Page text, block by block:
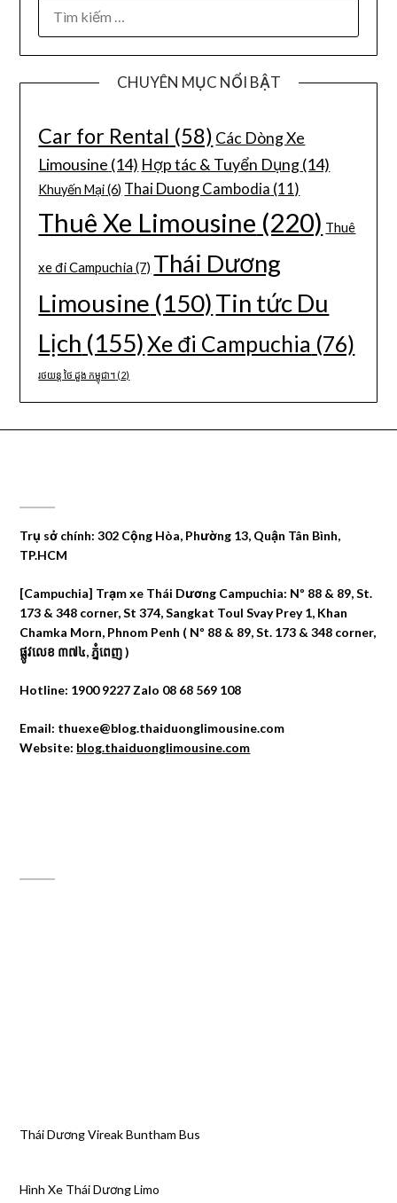
CHUYÊN MỤC NỔI BẬT
Car for Rental (58) Các Dòng Xe
Limousine (14) Hợp tác & Tuyển Dụng(14)
Khuyến Mại(6) Thai Duong Cambodia (11)
Thuê Xe Limousine (220) Thuê
xe đi Campuchia(7) Thái Dương
Limousine (150)Tin tức Du
Lịch (155)Xe đi Campuchia (76)
រថយន្ត ថៃ ដួង កម្ពុជា។ (2)
Trụ sở chính: 302 Cộng Hòa, Phường 13, Quận Tân Bình,
TP.HCM
[Campuchia] Trạm xe Thái Dương Campuchia: Nº 88 & 89, St.
173 & 348 corner, St 374, Sangkat Toul Svay Prey 1, Khan
Chamka Morn, Phnom Penh ( Nº 88 & 89, St. 173 & 348 corner,
ផ្លូវលេខ ៣៧៤, ភ្នំពេញ )
Hotline: 1900 9227 Zalo 08 68 569 108
Email: thuexe@blog.thaiduonglimousine.com
Website: blog.thaiduonglimousine.com
Thái Dương Vireak Buntham Bus
Hình Xe Thái Dương Limo